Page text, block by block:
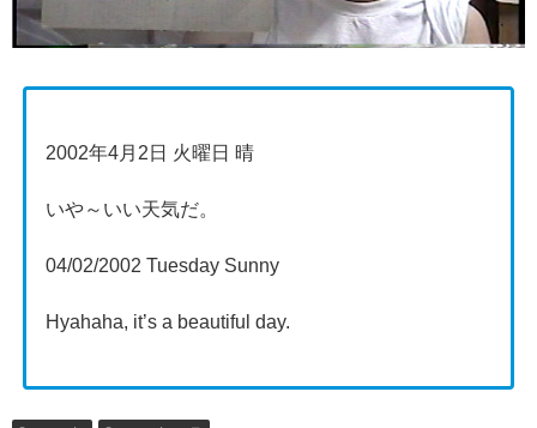
2002年4月2日 火曜日 晴
いや～いい天気だ。
04/02/2002 Tuesday Sunny
Hyahaha, it’s a beautiful day.